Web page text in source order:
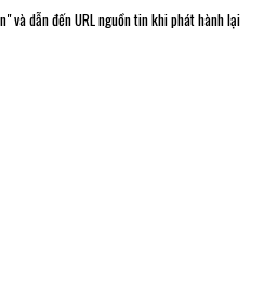
và dẫn đến URL nguồn tin khi phát hành lại